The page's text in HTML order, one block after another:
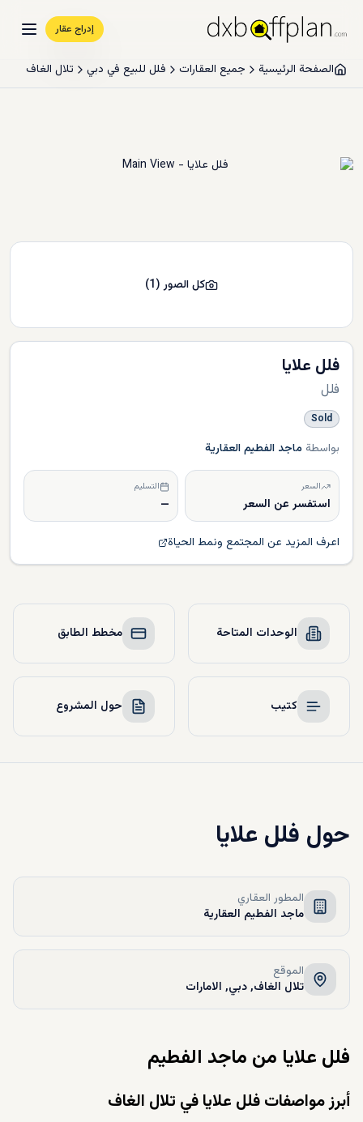
إدراج عقار
الصفحة الرئيسية جميع العقارات فلل للبيع في دبي تلال الغاف
فلل علايا
فلل
Sold
بواسطة ماجد الفطيم العقارية
السعر
استفسر عن السعر
التسليم
—
اعرف المزيد عن المجتمع ونمط الحياة
كل الصور(
1
)
الوحدات المتاحة مخطط الطابق
كتيب حول المشروع
حول فلل علايا
المطور العقاري
ماجد الفطيم العقارية
الموقع
تلال الغاف, دبي, الامارات
فلل علايا من ماجد الفطيم
أبرز مواصفات فلل علايا في تلال الغاف